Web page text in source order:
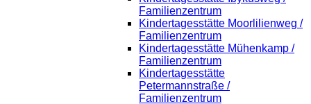
Familienzentrum
Kindertagesstätte Moorlilienweg /
Familienzentrum
Kindertagesstätte Mühenkamp /
Familienzentrum
Kindertagesstätte
Petermannstraße /
Familienzentrum